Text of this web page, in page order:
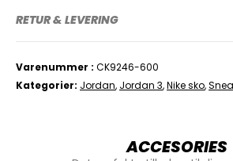
RETUR & LEVERING
Varenummer
CK9246-600
Kategorier Jordan, Jordan 3,Nike sko,
ACCESORIES